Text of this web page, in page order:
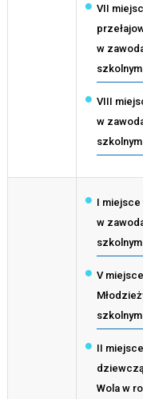
VII
w
VIII
w
I
w
V
II
Wola w